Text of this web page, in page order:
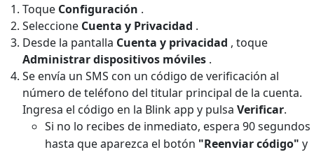
Toque Configuración .
Seleccione Cuenta y Privacidad .
Desde la pantalla Cuenta y privacidad , toque
Administrar dispositivos móviles .
Se envía un SMS con un código de verificación al
número de teléfono del titular principal de la cuenta.
Ingresa el código en la Blink app y pulsa Verificar.
Si no lo recibes de inmediato, espera 90 segundos
hasta que aparezca el botón "Reenviar código" y